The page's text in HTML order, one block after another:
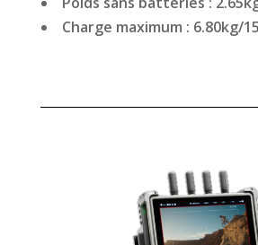
Charge maximum : 6.80kg/